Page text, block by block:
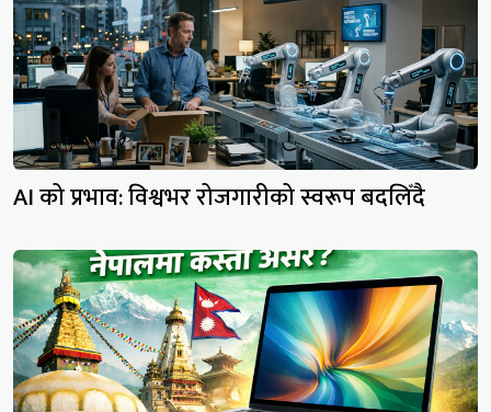
AI को प्रभाव: विश्वभर रोजगारीको स्वरूप बदलिँदै